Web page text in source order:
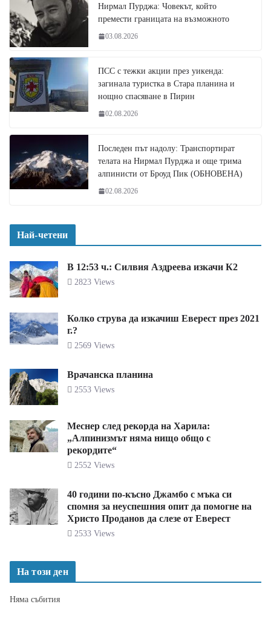
Нирмал Пурджа: Човекът, който
премести границата на възможното
03.08.2026
ПСС с тежки акции през уикенда:
загинала туристка в Стара планина и
нощно спасяване в Пирин
02.08.2026
Последен път надолу: Транспортират
телата на Нирмал Пурджа и още трима
алпинисти от Броуд Пик (ОБНОВЕНА)
02.08.2026
Най-четени
В 12:53 ч.: Силвия Аздреева изкачи К2
2823 Views
Колко струва да изкачиш Еверест през 2021
г.?
2569 Views
Врачанска планина
2553 Views
Меснер след рекорда на Харила:
„Алпинизмът няма нищо общо с
рекордите“
2552 Views
40 години по-късно Джамбо с мъка си
спомня за неуспешния опит да помогне на
Христо Проданов да слезе от Еверест
2533 Views
На този ден
Няма събития